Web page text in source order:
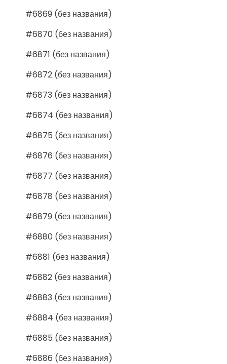
#6869 (без названия)
#6870 (без названия)
#6871 (без названия)
#6872 (без названия)
#6873 (без названия)
#6874 (без названия)
#6875 (без названия)
#6876 (без названия)
#6877 (без названия)
#6878 (без названия)
#6879 (без названия)
#6880 (без названия)
#6881 (без названия)
#6882 (без названия)
#6883 (без названия)
#6884 (без названия)
#6885 (без названия)
#6886 (без названия)